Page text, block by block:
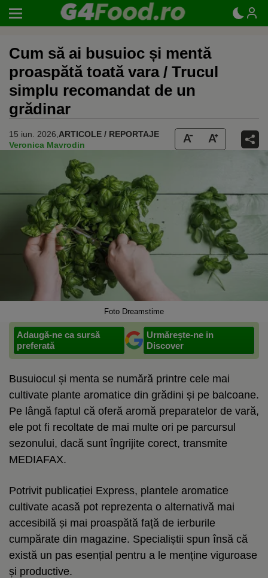
Cum să ai busuioc și mentă
proaspătă toată vara / Trucul
simplu recomandat de un
grădinar
15 iun. 2026, ARTICOLE / REPORTAJE
Veronica Mavrodin
Foto Dreamstime
Adaugă-ne ca sursă
preferată
Urmărește-ne in
Discover
Busuiocul și menta se numără printre cele mai
cultivate plante aromatice din grădini și pe balcoane.
Pe lângă faptul că oferă aromă preparatelor de vară,
ele pot fi recoltate de mai multe ori pe parcursul
sezonului, dacă sunt îngrijite corect, transmite
MEDIAFAX.
Potrivit publicației Express, plantele aromatice
cultivate acasă pot reprezenta o alternativă mai
accesibilă și mai proaspătă față de ierburile
cumpărate din magazine. Specialiștii spun însă că
există un pas esențial pentru a le menține viguroase
și productive.